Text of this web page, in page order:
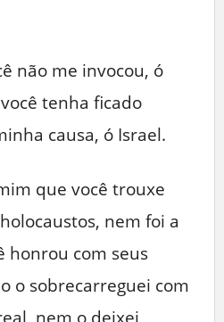
não me invocou, ó
tenha ficado
causa, ó Israel.
que você trouxe
nem foi a
honrou com seus
o sobrecarreguei com
nem o deixei